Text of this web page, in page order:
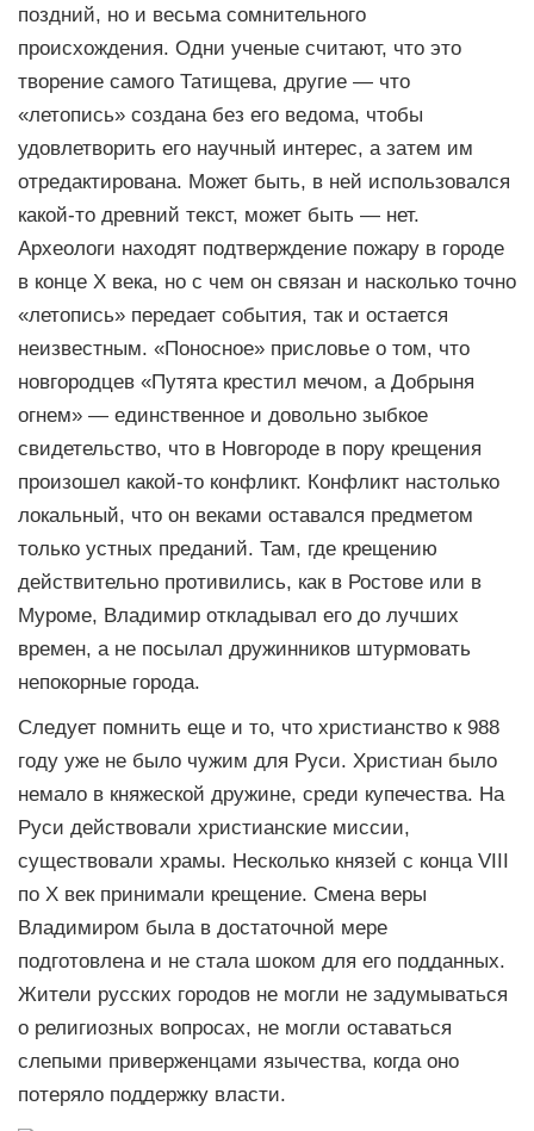
поздний, но и весьма сомнительного
происхождения. Одни ученые считают, что это
творение самого Татищева, другие — что
«летопись» создана без его ведома, чтобы
удовлетворить его научный интерес, а затем им
отредактирована. Может быть, в ней использовался
какой-то древний текст, может быть — нет.
Археологи находят подтверждение пожару в городе
в конце Х века, но с чем он связан и насколько точно
«летопись» передает события, так и остается
неизвестным. «Поносное» присловье о том, что
новгородцев «Путята крестил мечом, а Добрыня
огнем» — единственное и довольно зыбкое
свидетельство, что в Новгороде в пору крещения
произошел какой-то конфликт. Конфликт настолько
локальный, что он веками оставался предметом
только устных преданий. Там, где крещению
действительно противились, как в Ростове или в
Муроме, Владимир откладывал его до лучших
времен, а не посылал дружинников штурмовать
непокорные города.
Следует помнить еще и то, что христианство к 988
году уже не было чужим для Руси. Христиан было
немало в княжеской дружине, среди купечества. На
Руси действовали христианские миссии,
существовали храмы. Несколько князей с конца VIII
по X век принимали крещение. Смена веры
Владимиром была в достаточной мере
подготовлена и не стала шоком для его подданных.
Жители русских городов не могли не задумываться
о религиозных вопросах, не могли оставаться
слепыми приверженцами язычества, когда оно
потеряло поддержку власти.